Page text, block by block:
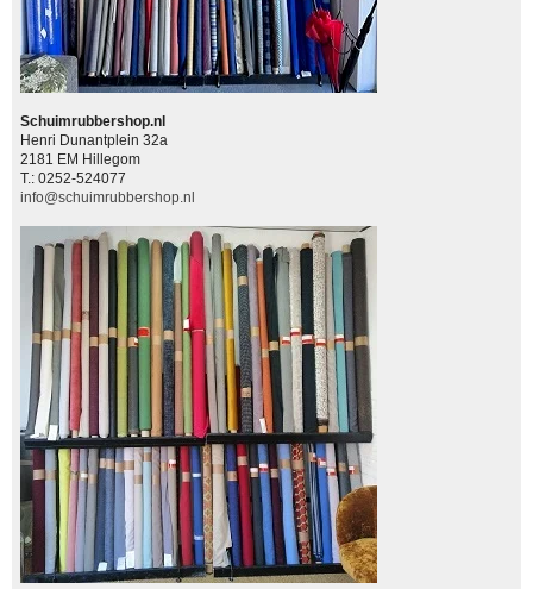
Schuimrubbershop.nl
Henri Dunantplein 32a
2181 EM Hillegom
T.: 0252-524077
info@schuimrubbershop.nl